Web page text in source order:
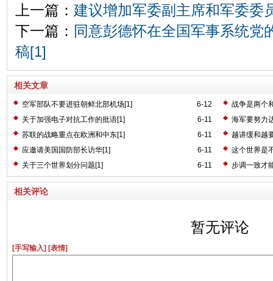
上一篇： 建议增加军委副主席和军委委
下一篇： 同意彭德怀在全国军事系统党
稿[1]
相关文章
6-12
空军部队不要进驻朝鲜北部机场[1]
战争是两个
6-11
关于加强电子对抗工作的批语[1]
海军要努力
6-11
苏联的战略重点在欧洲和中东[1]
越讲缓和越
6-11
应邀请美国国防部长访华[1]
这个世界是
6-11
关于三个世界划分问题[1] 步调一致才
相关评论
暂无评论
[手写输入] [表情]